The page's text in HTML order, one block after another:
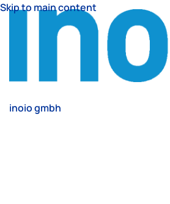
Skip to main content
inoio gmbh